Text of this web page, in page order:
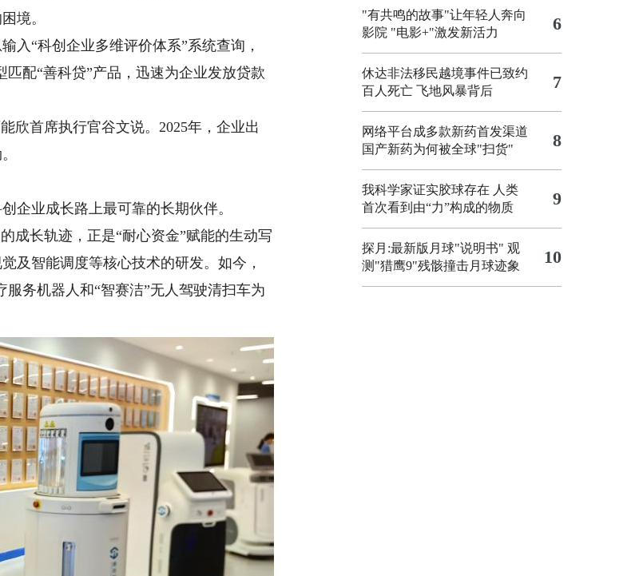
境。
“科创企业多维评价体系”系统查询，
配“善科贷”产品，迅速为企业发放贷款
首席执行官谷文说。2025年，企业出
业成长路上最可靠的长期伙伴。
长轨迹，正是“耐心资金”赋能的生动写
及智能调度等核心技术的研发。如今，
务机器人和“智赛洁”无人驾驶清扫车为
"有共鸣的故事"让年轻人奔向
影院 "电影+"激发新活力 6
休达非法移民越境事件已致约
百人死亡 飞地风暴背后 7
网络平台成多款新药首发渠道
国产新药为何被全球"扫货"
8
我科学家证实胶球存在 人类
首次看到由“力”构成的物质
9
探月:最新版月球"说明书" 观
测"猎鹰9"残骸撞击月球迹象
10